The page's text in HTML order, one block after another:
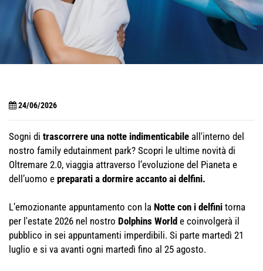
24/06/2026
Sogni di trascorrere una notte indimenticabile all'interno del
nostro family edutainment park? Scopri le ultime novità di
Oltremare 2.0, viaggia attraverso l’evoluzione del Pianeta e
dell’uomo e preparati a dormire accanto ai delfini.
L’emozionante appuntamento con la Notte con i delfini torna
per l'estate 2026 nel nostro Dolphins World e coinvolgerà il
pubblico in sei appuntamenti imperdibili. Si parte martedì 21
luglio e si va avanti ogni martedì fino al 25 agosto.